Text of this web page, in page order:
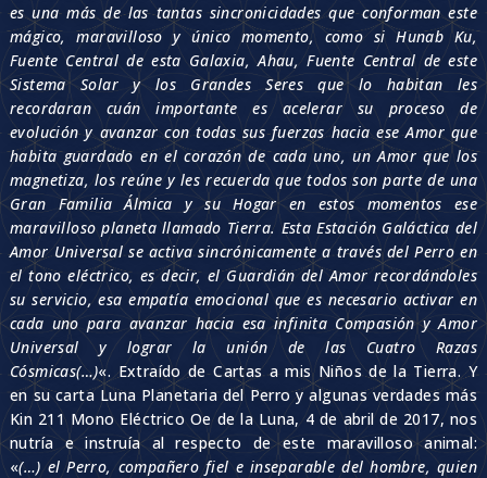
es una más de las tantas sincronicidades que conforman este
mágico, maravilloso y único momento, como si Hunab Ku,
Fuente Central de esta Galaxia, Ahau, Fuente Central de este
Sistema Solar y los Grandes Seres que lo habitan les
recordaran cuán importante es acelerar su proceso de
evolución y avanzar con todas sus fuerzas hacia ese Amor que
habita guardado en el corazón de cada uno, un Amor que los
magnetiza, los reúne y les recuerda que todos son parte de una
Gran Familia Álmica y su Hogar en estos momentos ese
maravilloso planeta llamado Tierra. Esta Estación Galáctica del
Amor Universal se activa sincrónicamente a través del Perro en
el tono eléctrico, es decir, el Guardián del Amor recordándoles
su servicio, esa empatía emocional que es necesario activar en
cada uno para avanzar hacia esa infinita Compasión y Amor
Universal y lograr la unión de las Cuatro Razas
Cósmicas(…)«. Extraído de Cartas a mis Niños de la Tierra. Y
en su carta Luna Planetaria del Perro y algunas verdades más
Kin 211 Mono Eléctrico Oe de la Luna, 4 de abril de 2017, nos
nutría e instruía al respecto de este maravilloso animal:
«(…) el Perro, compañero fiel e inseparable del hombre, quien